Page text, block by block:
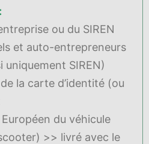
ou du SIREN
et auto-entrepreneurs
SIREN)
la carte d’identité (ou
du véhicule
>> livré avec le